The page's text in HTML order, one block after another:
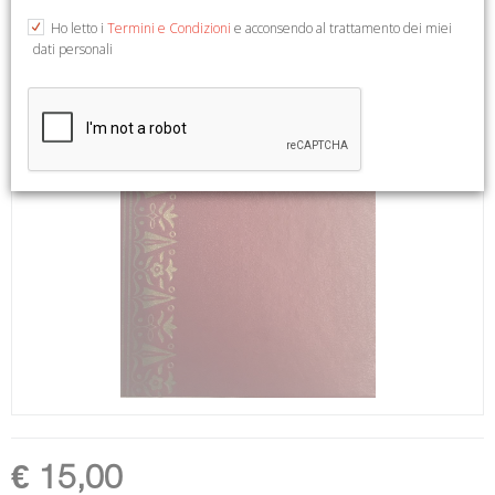
€ 15,00
Ho letto i Termini e Condizioni e acconsendo al trattamento dei miei
dati personali